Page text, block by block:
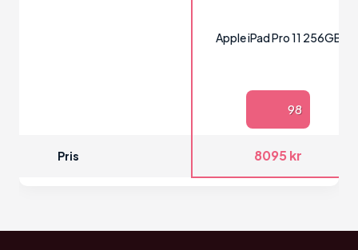
Apple iPad Pro 11 256GB
98
Pris 8095 kr